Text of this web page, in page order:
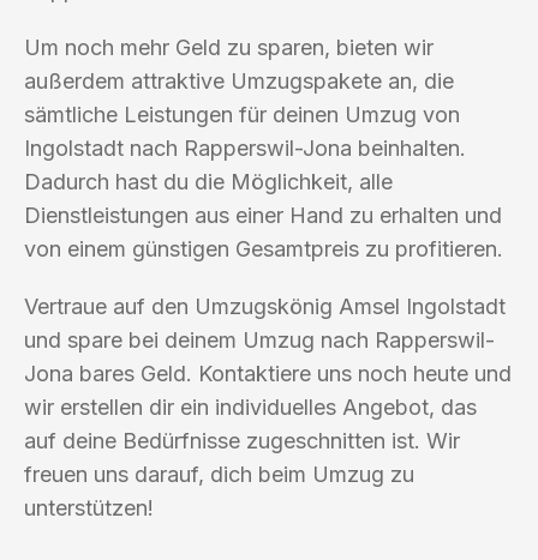
Um noch mehr Geld zu sparen, bieten wir
außerdem attraktive Umzugspakete an, die
sämtliche Leistungen für deinen Umzug von
Ingolstadt nach Rapperswil-Jona beinhalten.
Dadurch hast du die Möglichkeit, alle
Dienstleistungen aus einer Hand zu erhalten und
von einem günstigen Gesamtpreis zu profitieren.
Vertraue auf den Umzugskönig Amsel Ingolstadt
und spare bei deinem Umzug nach Rapperswil-
Jona bares Geld. Kontaktiere uns noch heute und
wir erstellen dir ein individuelles Angebot, das
auf deine Bedürfnisse zugeschnitten ist. Wir
freuen uns darauf, dich beim Umzug zu
unterstützen!